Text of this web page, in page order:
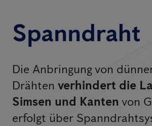
Spanndraht
Die Anbringung von
Drähten verhindert die
Simsen und Kanten von
erfolgt über